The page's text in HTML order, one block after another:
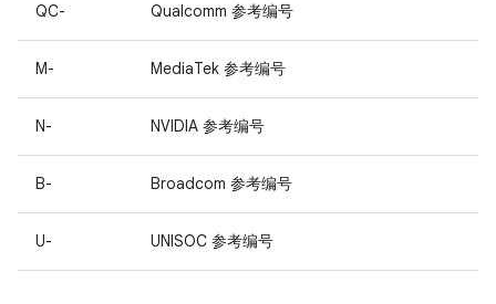
QC- Qualcomm 参考编号
M- MediaTek 参考编号
N- NVIDIA 参考编号
B- Broadcom 参考编号
U- UNISOC 参考编号